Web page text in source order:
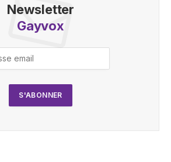
Newsletter
Gayvox